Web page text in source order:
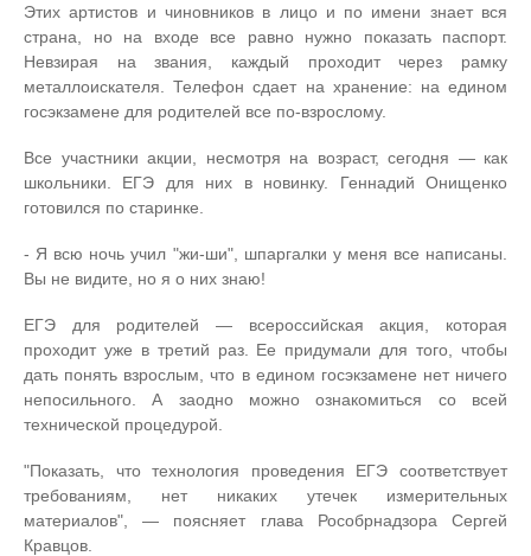
Этих артистов и чиновников в лицо и по имени знает вся
страна, но на входе все равно нужно показать паспорт.
Невзирая на звания, каждый проходит через рамку
металлоискателя. Телефон сдает на хранение: на едином
госэкзамене для родителей все по-взрослому.
Все участники акции, несмотря на возраст, сегодня — как
школьники. ЕГЭ для них в новинку. Геннадий Онищенко
готовился по старинке.
- Я всю ночь учил "жи-ши", шпаргалки у меня все написаны.
Вы не видите, но я о них знаю!
ЕГЭ для родителей — всероссийская акция, которая
проходит уже в третий раз. Ее придумали для того, чтобы
дать понять взрослым, что в едином госэкзамене нет ничего
непосильного. А заодно можно ознакомиться со всей
технической процедурой.
"Показать, что технология проведения ЕГЭ соответствует
требованиям, нет никаких утечек измерительных
материалов", — поясняет глава Рособрнадзора Сергей
Кравцов.